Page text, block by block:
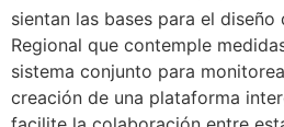
sientan las bases para el
Regional que contemple
sistema conjunto para
creación de una plataforma